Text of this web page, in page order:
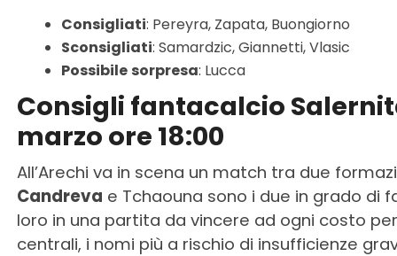
Consigliati: Pereyra, Zapata, Buongiorno
Sconsigliati: Samardzic, Giannetti, Vlasic
Possibile sorpresa: Lucca
Consigli fantacalcio
marzo ore 18:00
All’Arechi va in scena un match tra due
Candreva e Tchaouna sono i due in grado di
loro in una partita da vincere ad ogni costo
centrali, i nomi più a rischio di insufficienze